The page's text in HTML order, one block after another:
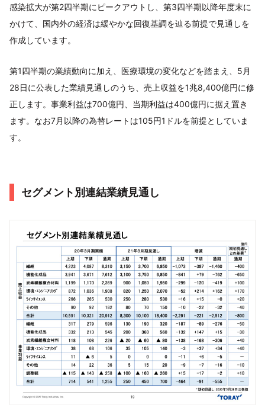
感染拡大が第2四半期にピークアウトし、第3四半期以降年度末に
かけて、国内外の経済は緩やかな回復基調を辿る前提で見通しを
作成しています。
第1四半期の業績動向に加え、医療環境の変化などを踏まえ、5月
28日に公表した業績見通しのうち、売上収益を1兆8,400億円に修
正します。事業利益は700億円、当期利益は400億円に据え置き
ます。なお7月以降の為替レートは105円1ドルを前提としていま
す。
セグメント別連結業績見通し